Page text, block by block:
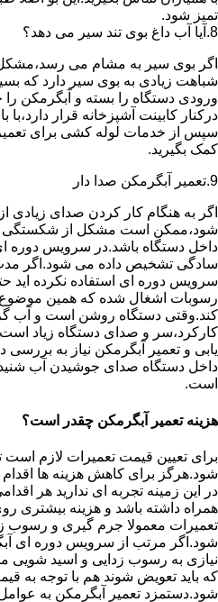
تمیز شود.
8.آیا آب داغ بوی تند سیر می دهد؟
اگر بوی سیر به مشام می
شباهت زیادی به بوی سیر دارد که
ورودی دستگاه را بسته و آبگرمکن
درکنار کابینت آشپزخانه قرار دارد،با
سپس از خدمات لوله کشی برای
کمک بگیرید.
9.تعمیر آبگرمکن صدا دار
اگر به هنگام کار کردن صدای زیادی
شود،ممکن است مشکل از شکستگی
داخل دستگاه باشد.در سرویس دوره
سادگی تشخیص داده می شود.اگر
سرویس دوره ای استفاده نکرده اید
رسوبات اشغال شده که همین موضوع
کند.وقتی دستگاه روشن است و آب
کارکرد،سر و صدای دستگاه زیاد
یابی و تعمیر آبگرمکن نیاز به
داخل دستگاه صدای جوشیدن آب
است.
هزینه تعمیر آبگرمکن چقدر است؟
برای تعیین قیمت تعمیرات لازم است
شود.هرگز برای کاهش هزینه ها اقدام
در این زمینه تجربه ای ندارید هر
همراه داشته باشد و هزینه بیشتری
تعمیرات معمولا جرم گیری و رسوب
شود.اگر مرتب از سرویس دوره ای
نیازی به رسوب زدایی و اسید
که باید تعویض شوند هم با توجه به
شود.دستمزد تعمیر آبگرمکن به عوامل